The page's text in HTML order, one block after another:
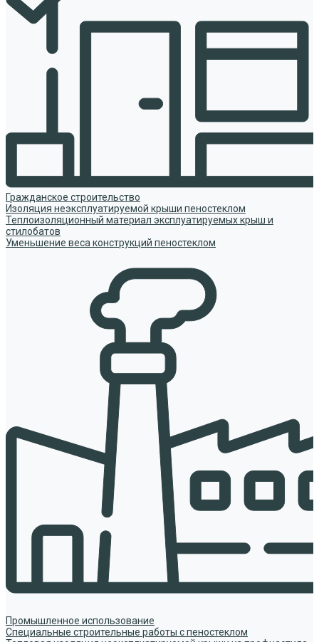
Гражданское строительство
Изоляция неэксплуатируемой крыши пеностеклом
Теплоизоляционный материал эксплуатируемых крыш и
стилобатов
Уменьшение веса конструкций пеностеклом
Промышленное использование
Специальные строительные работы с пеностеклом